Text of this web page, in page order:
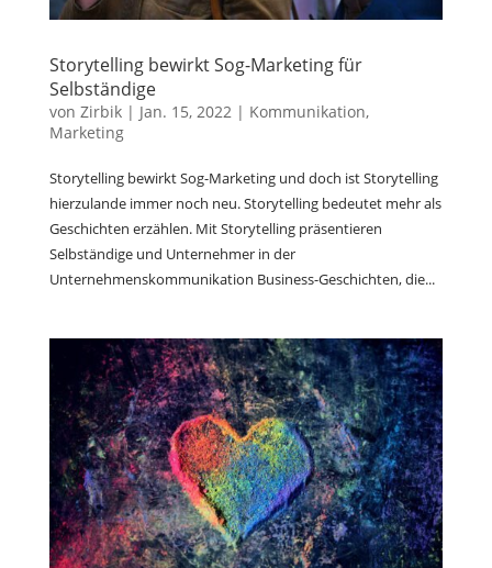
Storytelling bewirkt Sog-Marketing für
Selbständige
von Zirbik| Jan. 15, 2022| Kommunikation,
Marketing
Storytelling bewirkt Sog-Marketing und doch ist Storytelling
hierzulande immer noch neu. Storytelling bedeutet mehr als
Geschichten erzählen. Mit Storytelling präsentieren
Selbständige und Unternehmer in der
Unternehmenskommunikation Business-Geschichten, die...